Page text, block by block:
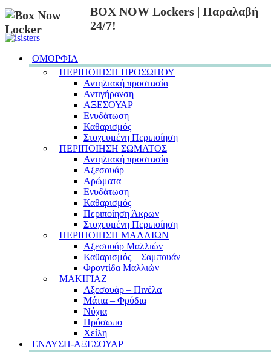
BOX NOW Lockers | Παραλαβή
24/7!
ΟΜΟΡΦΙΑ
ΠΕΡΙΠΟΙΗΣΗ ΠΡΟΣΩΠΟΥ
Αντηλιακή προστασία
Αντιγήρανση
ΑΞΕΣΟΥΑΡ
Ενυδάτωση
Καθαρισμός
Στοχευμένη Περιποίηση
ΠΕΡΙΠΟΙΗΣΗ ΣΩΜΑΤΟΣ
Αντηλιακή προστασία
Αξεσουάρ
Αρώματα
Ενυδάτωση
Καθαρισμός
Περιποίηση Άκρων
Στοχευμένη Περιποίηση
ΠΕΡΙΠΟΙΗΣΗ ΜΑΛΛΙΩΝ
Αξεσουάρ Μαλλιών
Καθαρισμός – Σαμπουάν
Φροντίδα Μαλλιών
ΜΑΚΙΓΙΑΖ
Αξεσουάρ – Πινέλα
Μάτια – Φρύδια
Νύχια
Πρόσωπο
Χείλη
ΕΝΔΥΣΗ-ΑΞΕΣΟΥΑΡ